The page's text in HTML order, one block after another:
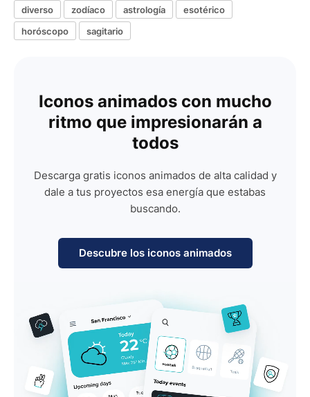
diverso zodíaco astrología
esotérico
horóscopo
sagitario
Iconos animados con mucho
ritmo que impresionarán a
todos
Descarga gratis iconos animados de alta calidad y
dale a tus proyectos esa energía que estabas
buscando.
Descubre los iconos animados